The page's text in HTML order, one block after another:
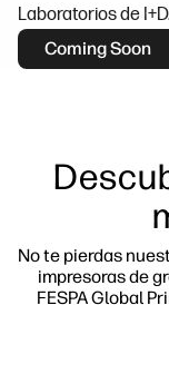
Laboratorios de
Coming Soon
No te pierdas
impresoras de
FESPA Global